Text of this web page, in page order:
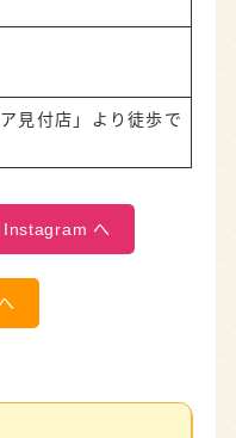
見付店」より徒歩で
Instagram へ